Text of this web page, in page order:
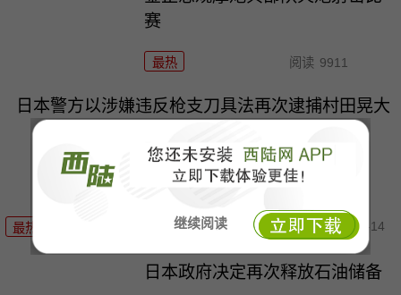
继续阅读
赛
最热 阅读 9911
日本警方以涉嫌违反枪支刀具法再次逮捕村田晃大
最热 阅读 12380 04-14
日本政府决定再次释放石油储备